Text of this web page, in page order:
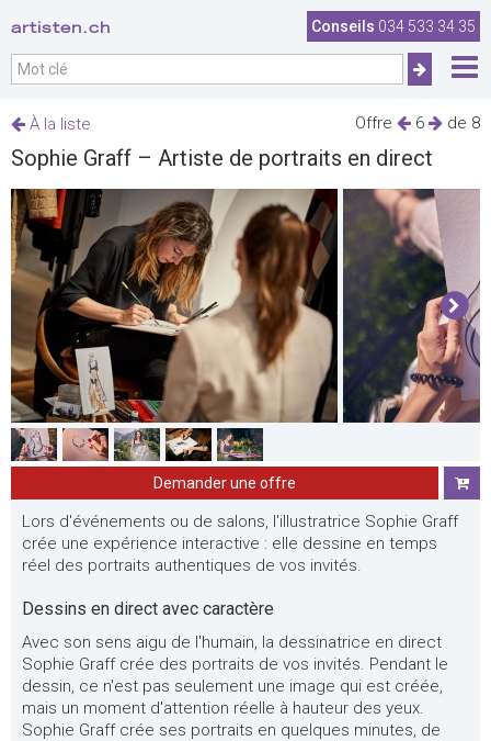
artisten.ch Conseils 034 533 34 35
Offre 6 de 8
À la liste
Sophie Graff – Artiste de portraits en direct
Demander une offre
Lors d'événements ou de salons, l'illustratrice Sophie Graff
crée une expérience interactive : elle dessine en temps
réel des portraits authentiques de vos invités.
Dessins en direct avec caractère
Avec son sens aigu de l'humain, la dessinatrice en direct
Sophie Graff crée des portraits de vos invités. Pendant le
dessin, ce n'est pas seulement une image qui est créée,
mais un moment d'attention réelle à hauteur des yeux.
Sophie Graff crée ses portraits en quelques minutes, de